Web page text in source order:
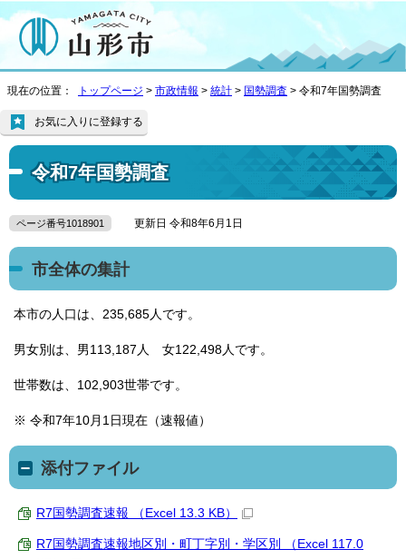
現在の位置： トップページ > 市政情報 > 統計 > 国勢調査 > 令和7年国勢調査
令和7年国勢調査
お気に入りに登録する
ページ番号1018901 更新日 令和8年6月1日
市全体の集計
本市の人口は、235,685人です。
男女別は、男113,187人 女122,498人です。
世帯数は、102,903世帯です。
※ 令和7年10月1日現在（速報値）
添付ファイル
R7国勢調査速報 （Excel 13.3 KB）
R7国勢調査速報地区別・町丁字別・学区別 （Excel 117.0